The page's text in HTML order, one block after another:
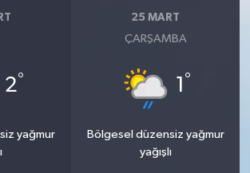
2°
yağmur
25 MART
ÇARŞAMBA
1 °
Bölgesel düzensiz yağmur
yağışlı